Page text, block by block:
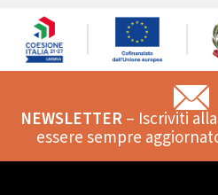
NEWSLETTER– Iscriviti
essere sempre